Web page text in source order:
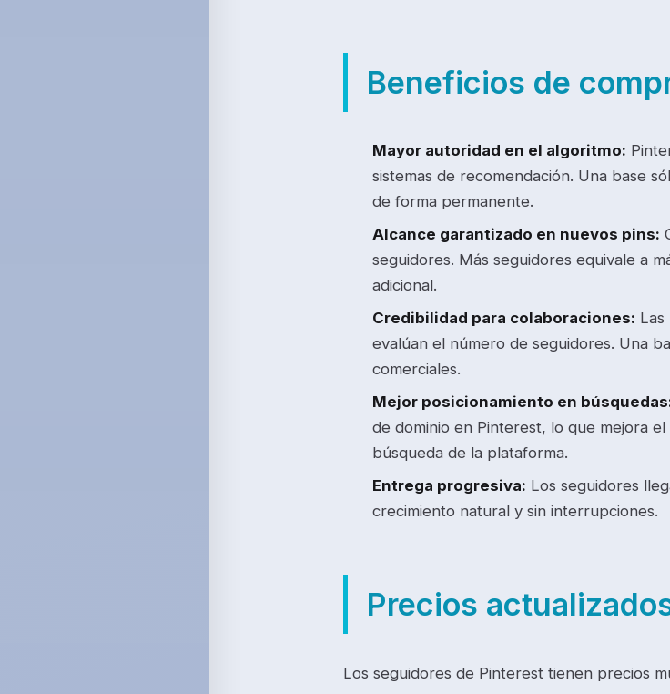
Beneficios de
Mayor autoridad en el algoritmo:
sistemas de recomendación. Una base
de forma permanente.
Alcance garantizado en nuevos pins:
seguidores. Más seguidores equivale a
adicional.
Credibilidad para colaboraciones:
evalúan el número de seguidores. Una
comerciales.
Mejor posicionamiento en
de dominio en Pinterest, lo que mejora
búsqueda de la plataforma.
Entrega progresiva: Los seguidores
crecimiento natural y sin interrupciones.
Precios
Los seguidores de Pinterest tienen precios